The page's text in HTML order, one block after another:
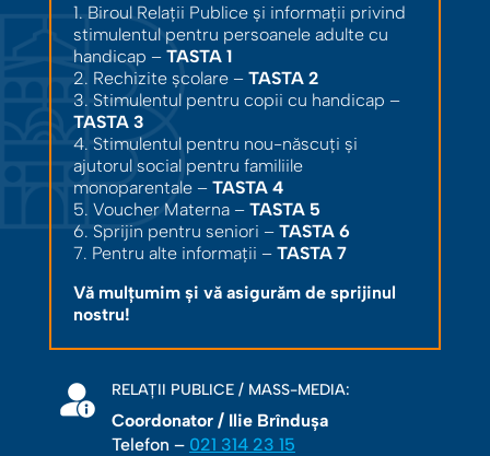
1. Biroul Relații Publice și informații privind
stimulentul pentru persoanele adulte cu
handicap – TASTA 1
2. Rechizite școlare – TASTA 2
3. Stimulentul pentru copii cu handicap –
TASTA 3
4. Stimulentul pentru nou-născuți și
ajutorul social pentru familiile
monoparentale – TASTA 4
5. Voucher Materna – TASTA 5
6. Sprijin pentru seniori – TASTA 6
7. Pentru alte informații – TASTA 7
Vă mulțumim și vă asigurăm de sprijinul
nostru!
RELAȚII PUBLICE / MASS-MEDIA:
Coordonator / Ilie Brîndușa
Telefon – 021 314 23 15